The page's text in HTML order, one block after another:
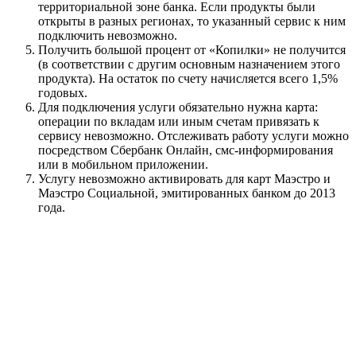
территориальной зоне банка. Если продукты были
открыты в разных регионах, то указанный сервис к ним
подключить невозможно.
Получить большой процент от «Копилки» не получится
(в соответствии с другим основным назначением этого
продукта). На остаток по счету начисляется всего 1,5%
годовых.
Для подключения услуги обязательно нужна карта:
операции по вкладам или иным счетам привязать к
сервису невозможно. Отслеживать работу услуги можно
посредством Сбербанк Онлайн, смс-информирования
или в мобильном приложении.
Услугу невозможно активировать для карт Маэстро и
Маэстро Социальной, эмитированных банком до 2013
года.